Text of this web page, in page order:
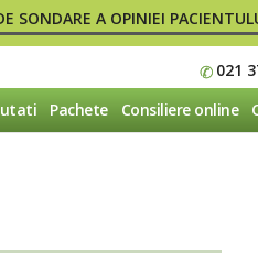
021
SONDARE A OPINIEI
Pachete Consiliere online